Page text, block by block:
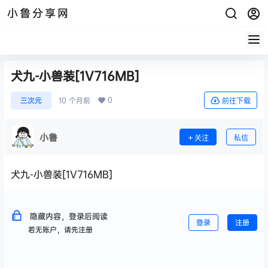
小鲁分享网
犬九-小兽装[1V716MB]
三次元 10 个月前 0 前往下载
小鲁 关注 私信
犬九-小兽装[1V716MB]
隐藏内容，登录后阅读
若无账户，请先注册
登录 注册